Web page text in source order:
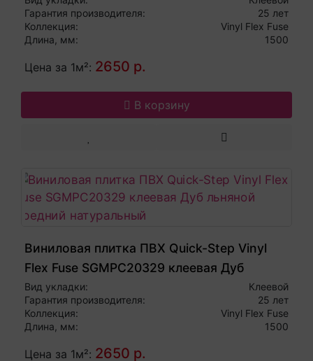
Гарантия производителя:
25 лет
Коллекция:
Vinyl Flex Fuse
Длина, мм:
1500
Цена за 1м²: 2650 р.
В корзину
Виниловая плитка ПВХ Quick-Step Vinyl
Flex Fuse SGMPC20329 клеевая Дуб
льняной средний натуральный
Вид укладки:
Клеевой
Гарантия производителя:
25 лет
Коллекция:
Vinyl Flex Fuse
Длина, мм:
1500
Цена за 1м²: 2650 р.